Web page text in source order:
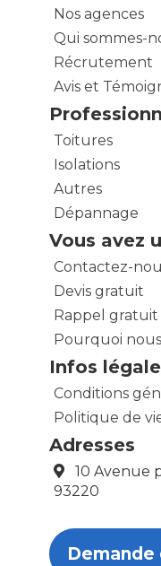
Nos agences
Qui sommes-
Récrutement
Avis et
Toitures
Isolations
Autres
Dépannage
Vous avez
Contactez-
Devis gratuit
Rappel gratuit
Pourquoi
Infos
Conditions
Politique de
Adresses
10 Avenue
93220